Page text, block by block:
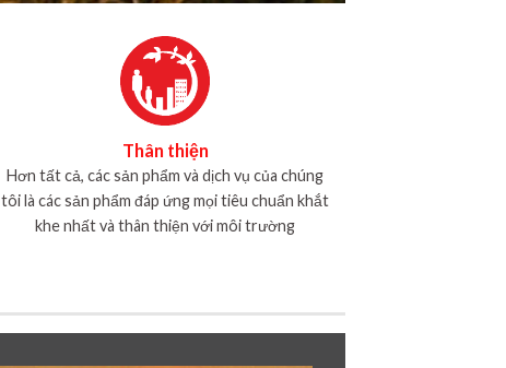
Thân thiện
Hơn tất cả, các sản phẩm và dịch vụ của chúng
tôi là các sản phẩm đáp ứng mọi tiêu chuẩn khắt
khe nhất và thân thiện với môi trường